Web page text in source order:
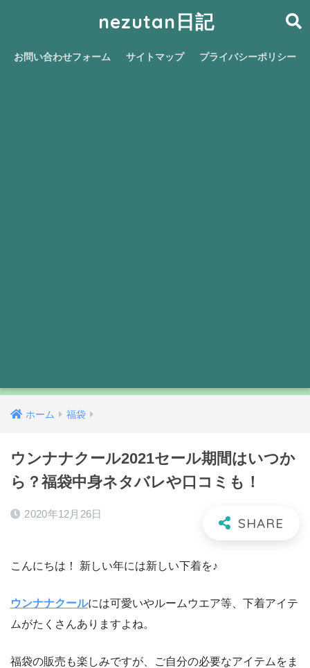
nezutan日記
お問い合わせフォーム サイトマップ プライバシーポリシー
ホーム 福袋
ウンナナクール2021セール期間はいつか
ら？福袋中身ネタバレや口コミも！
2020年12月26日
こんにちは！ 新しい年には新しい下着を♪
ウンナナクールには可愛いやルームウエア等、下着アイテ
ムがたくさんありますよね。
福袋の販売も楽しみですが、ご自分の必要なアイテムをま